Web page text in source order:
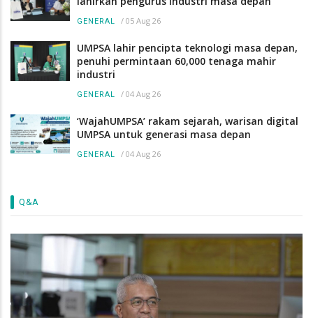
GENERAL / 05 Aug 26
UMPSA lahir pencipta teknologi masa depan,
penuhi permintaan 60,000 tenaga mahir
industri
GENERAL / 04 Aug 26
‘WajahUMPSA’ rakam sejarah, warisan digital
UMPSA untuk generasi masa depan
GENERAL / 04 Aug 26
Q&A